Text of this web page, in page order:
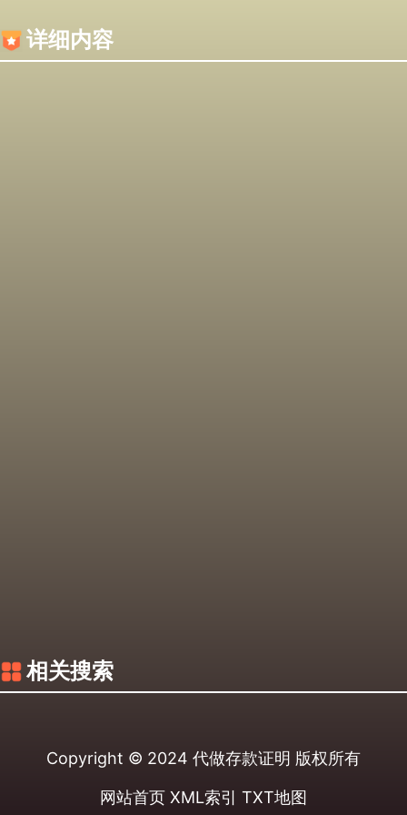
详细内容
相关搜索
Copyright © 2024 代做存款证明 版权所有
网站首页 XML索引 TXT地图